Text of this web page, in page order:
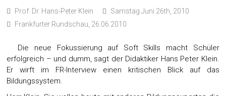
Prof. Dr. Hans-Peter Klein
Samstag Juni 26th, 2010
Frankfurter Rundschau, 26.06.2010
Die neue Fokussierung auf Soft Skills macht Schüler
erfolgreich – und dumm, sagt der Didaktiker Hans Peter Klein.
Er wirft im FR-Interview einen kritischen Blick auf das
Bildungssystem.